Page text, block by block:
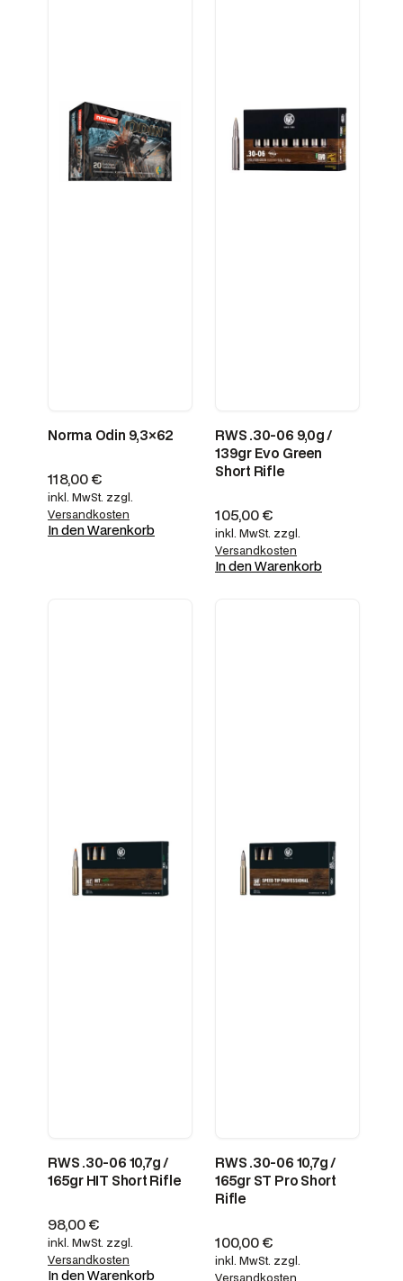
Norma Odin 9,3×62
118,00€
inkl. MwSt. zzgl.
Versandkosten
In den Warenkorb
RWS .30-06 9,0g /
139gr Evo Green
Short Rifle
105,00€
inkl. MwSt. zzgl.
Versandkosten
In den Warenkorb
RWS .30-06 10,7g /
165gr HIT Short Rifle
98,00€
inkl. MwSt. zzgl.
Versandkosten
In den Warenkorb
RWS .30-06 10,7g /
165gr ST Pro Short
Rifle
100,00€
inkl. MwSt. zzgl.